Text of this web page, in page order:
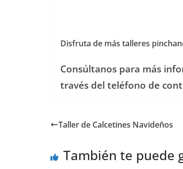
Disfruta de más talleres
Consúltanos para más
través del teléfono de
Taller de Calcetines Navideños
También te puede